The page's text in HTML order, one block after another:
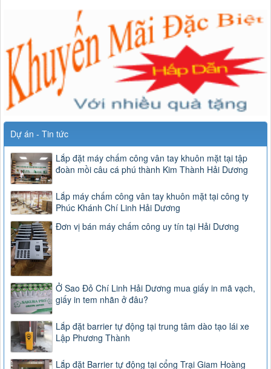
Dự án - Tin tức
Lắp đặt máy chấm công vân tay khuôn mặt tại tập
đoàn mồi câu cá phú thành Kim Thành Hải Dương
Lắp máy chấm công vân tay khuôn mặt tại công ty
Phúc Khánh Chí Linh Hải Dương
Đơn vị bán máy chấm công uy tín tại Hải Dương
Ở Sao Đỏ Chí Linh Hải Dương mua giấy in mã vạch,
giấy in tem nhãn ở đâu?
Lắp đặt barrier tự động tại trung tâm dào tạo lái xe
Lập Phương Thành
Lắp đặt Barrier tự động tại cổng Trại Giam Hoàng